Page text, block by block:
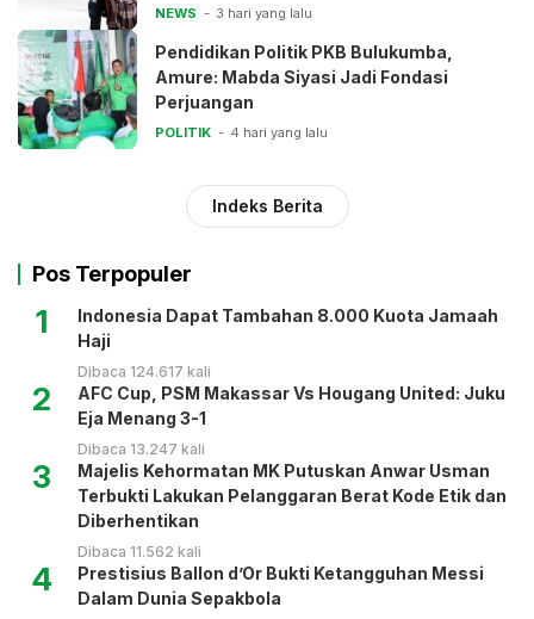
NEWS 3 hari yang lalu
Pendidikan Politik PKB Bulukumba,
Amure: Mabda Siyasi Jadi Fondasi
Perjuangan
POLITIK 4 hari yang lalu
Indeks Berita
Pos Terpopuler
1
Indonesia Dapat Tambahan 8.000 Kuota Jamaah
Haji
Dibaca 124.617 kali
2
AFC Cup, PSM Makassar Vs Hougang United: Juku
Eja Menang 3-1
Dibaca 13.247 kali
3
Majelis Kehormatan MK Putuskan Anwar Usman
Terbukti Lakukan Pelanggaran Berat Kode Etik dan
Diberhentikan
Dibaca 11.562 kali
4
Prestisius Ballon d’Or Bukti Ketangguhan Messi
Dalam Dunia Sepakbola